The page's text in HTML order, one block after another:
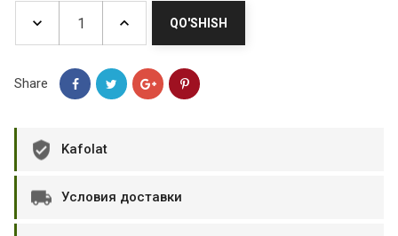
QO'SHISH
Share
Kafolat
Условия доставки